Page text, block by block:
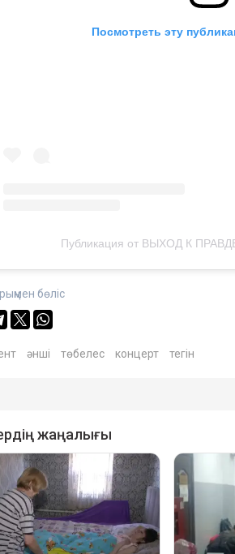
Посмотреть эту
Публикация от ВЫХОД К
бөліс
әнші төбелес концерт тегін